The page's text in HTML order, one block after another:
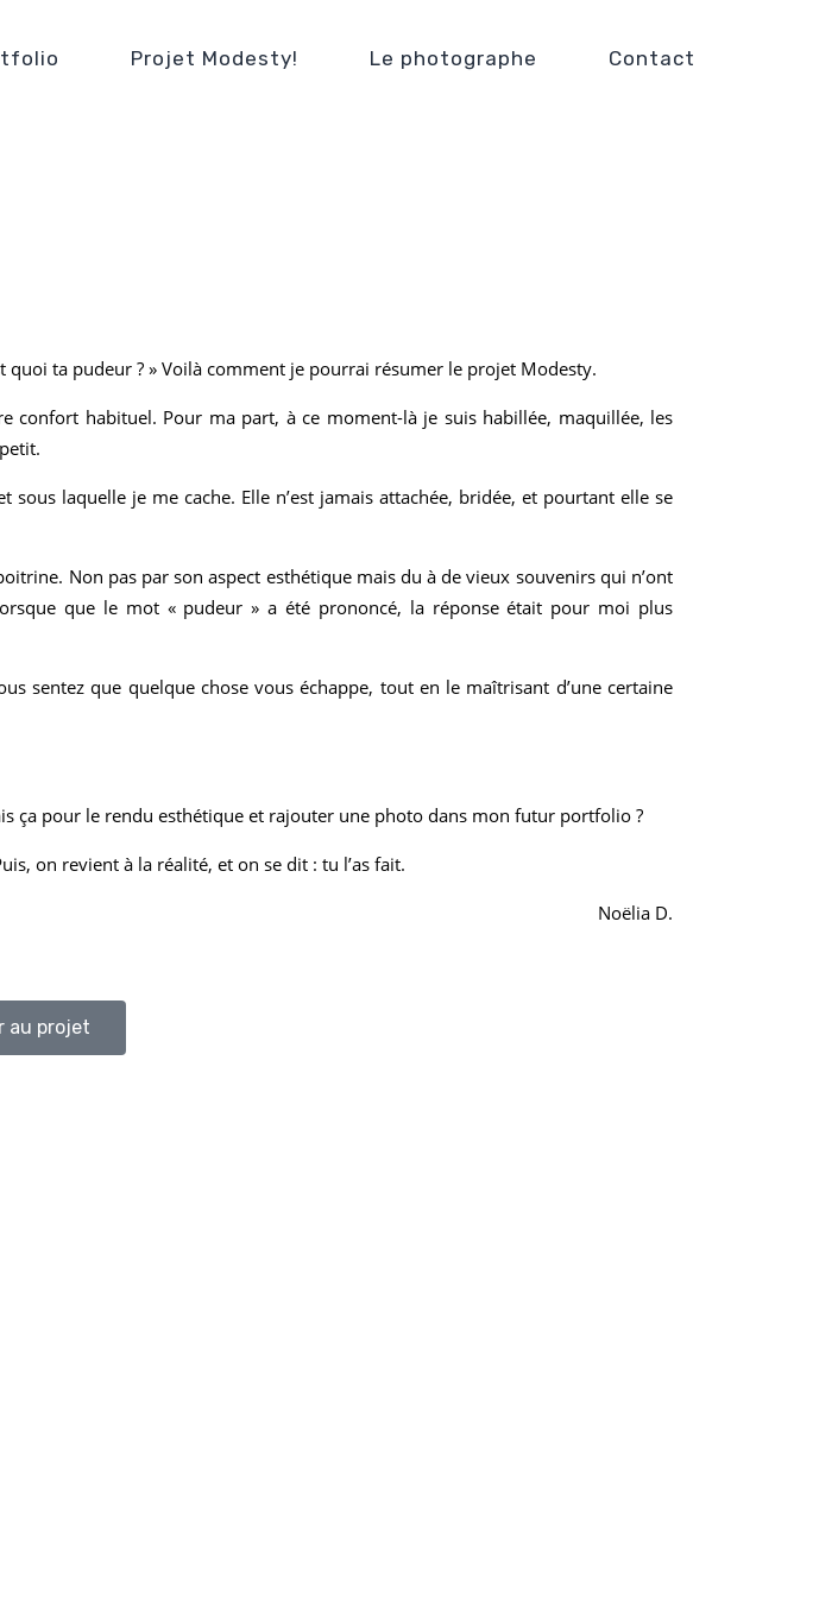
Projet Modesty! Le photographe Contact
quoi ta pudeur ? » Voilà comment je pourrai résumer le projet Modesty.
confort habituel. Pour ma part, à ce moment-là je suis habillée, maquillée, les
laquelle je me cache. Elle n’est jamais attachée, bridée, et pourtant elle se
Non pas par son aspect esthétique mais du à de vieux souvenirs qui n’ont
que le mot « pudeur » a été prononcé, la réponse était pour moi plus
sentez que quelque chose vous échappe, tout en le maîtrisant d’une certaine
ça pour le rendu esthétique et rajouter une photo dans mon futur portfolio ?
on revient à la réalité, et on se dit : tu l’as fait.
Noëlia D.
au projet